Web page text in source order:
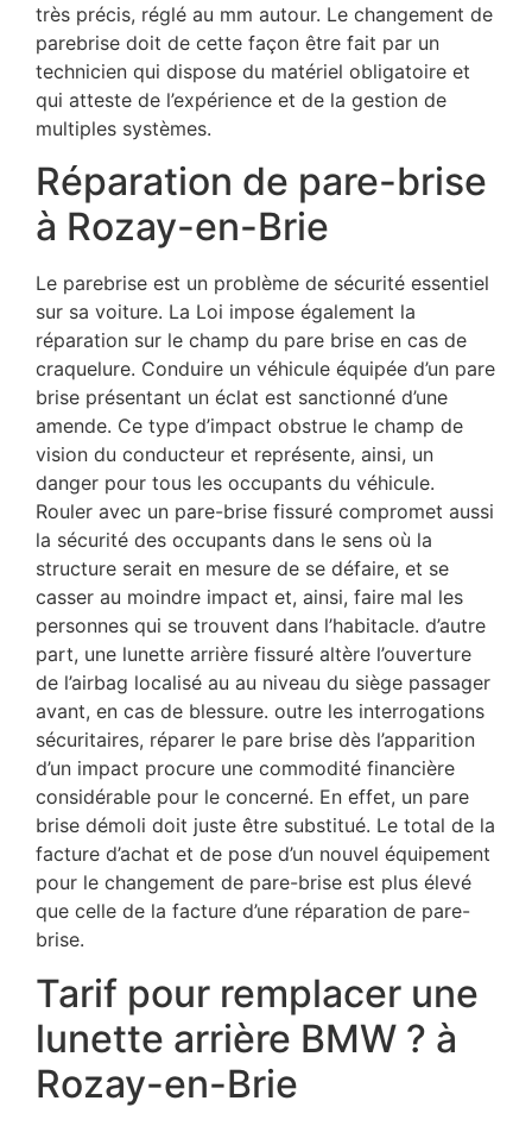
très précis, réglé au mm autour. Le changement de
parebrise doit de cette façon être fait par un
technicien qui dispose du matériel obligatoire et
qui atteste de l’expérience et de la gestion de
multiples systèmes.
Réparation de pare-brise
à Rozay-en-Brie
Le parebrise est un problème de sécurité essentiel
sur sa voiture. La Loi impose également la
réparation sur le champ du pare brise en cas de
craquelure. Conduire un véhicule équipée d’un pare
brise présentant un éclat est sanctionné d’une
amende. Ce type d’impact obstrue le champ de
vision du conducteur et représente, ainsi, un
danger pour tous les occupants du véhicule.
Rouler avec un pare-brise fissuré compromet aussi
la sécurité des occupants dans le sens où la
structure serait en mesure de se défaire, et se
casser au moindre impact et, ainsi, faire mal les
personnes qui se trouvent dans l’habitacle. d’autre
part, une lunette arrière fissuré altère l’ouverture
de l’airbag localisé au au niveau du siège passager
avant, en cas de blessure. outre les interrogations
sécuritaires, réparer le pare brise dès l’apparition
d’un impact procure une commodité financière
considérable pour le concerné. En effet, un pare
brise démoli doit juste être substitué. Le total de la
facture d’achat et de pose d’un nouvel équipement
pour le changement de pare-brise est plus élevé
que celle de la facture d’une réparation de pare-
brise.
Tarif pour remplacer une
lunette arrière BMW ? à
Rozay-en-Brie